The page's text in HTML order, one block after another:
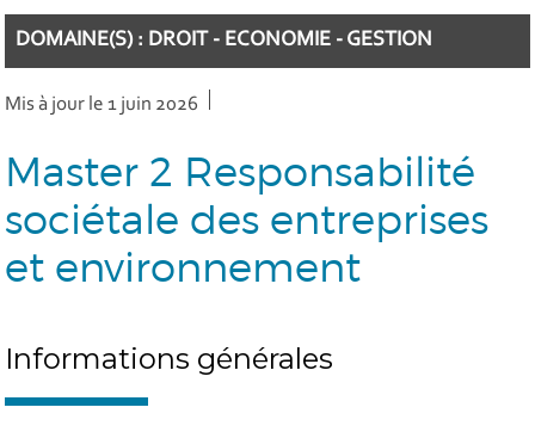
DOMAINE(S) : DROIT - ECONOMIE - GESTION
Mis à jour le 1 juin 2026
Master 2 Responsabilité
sociétale des entreprises
et environnement
Informations générales